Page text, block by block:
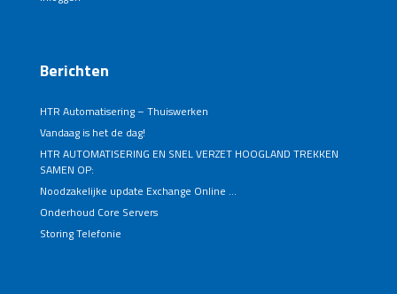
Berichten
HTR Automatisering – Thuiswerken
Vandaag is het de dag!
HTR AUTOMATISERING EN SNEL VERZET HOOGLAND TREKKEN
SAMEN OP:
Noodzakelijke update Exchange Online …
Onderhoud Core Servers
Storing Telefonie